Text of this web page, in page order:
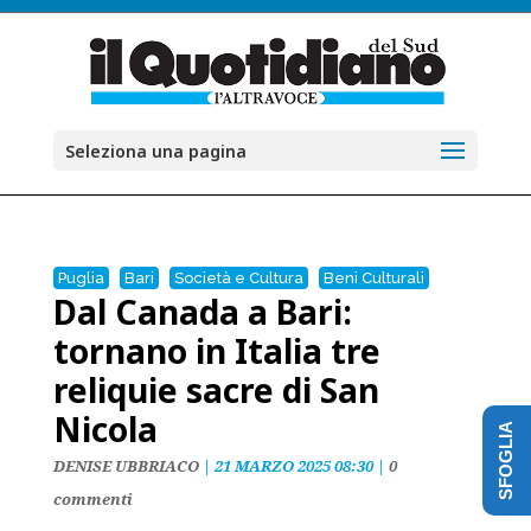
Seleziona una pagina
Puglia Bari Società e Cultura Beni Culturali
Dal Canada a Bari:
tornano in Italia tre
reliquie sacre di San
Nicola
DENISE UBBRIACO| 21 MARZO 2025 08:30| 0
commenti
SFOGLIA